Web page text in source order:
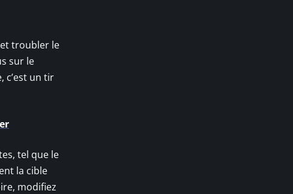
troubler le
sur le
c’est un tir
tel que le
la cible
modifiez